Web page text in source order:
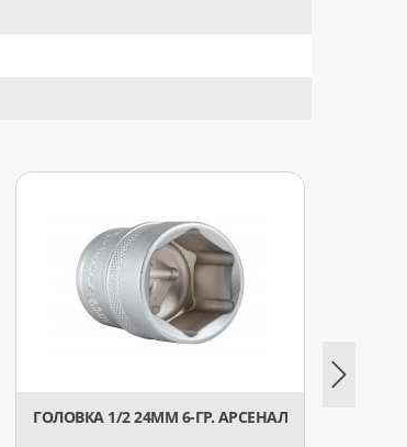
ГОЛОВКА 1/2 24ММ 6-ГР. АРСЕНАЛ